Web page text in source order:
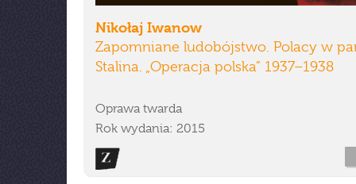
Nikołaj Iwanow
Zapomniane ludobójstwo. Polacy w
Stalina. „Operacja polska” 1937–1938
Oprawa twarda
Rok wydania: 2015